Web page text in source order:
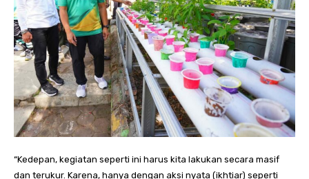
“Kedepan, kegiatan seperti ini harus kita lakukan secara masif
dan terukur. Karena, hanya dengan aksi nyata (ikhtiar) seperti